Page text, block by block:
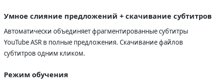
Умное слияние предложений + скачивание субтитров
Автоматически объединяет фрагментированные субтитры
YouTube ASR в полные предложения. Скачивание файлов
субтитров одним кликом.
Режим обучения